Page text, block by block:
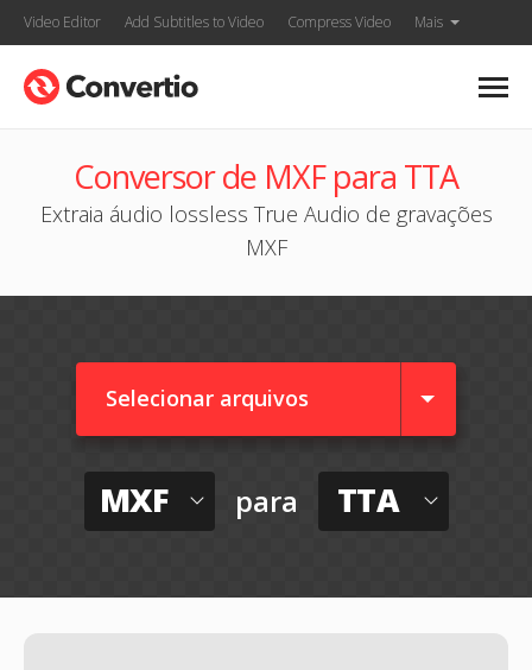
Video Editor Add Subtitles to Video Compress Video Mais
Conversor de MXF para TTA
Extraia áudio lossless True Audio de gravações
MXF
Selecionar arquivos
MXF para TTA